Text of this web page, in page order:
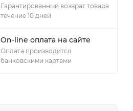
Гарантированный возврат товара
течение 10 дней
On-line оплата на сайте
Оплата производится
банковскими картами